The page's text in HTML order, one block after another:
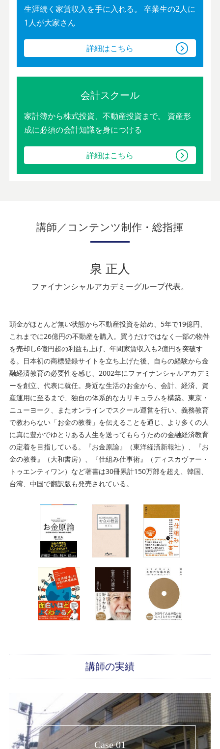
生涯続く家賃収入を手に入れる。
卒業生の2人に
1人が大家さん
詳細はこちら
会計スクール
家計簿から株式投資、不動産投資まで。
資産形
成に必須の会計知識を身につける
詳細はこちら
講師／コンテンツ制作・総指揮
泉 正人
ファイナンシャルアカデミーグループ代表。
頭金がほとんど無い状態から不動産投資を始め、5年で19億円、
これまでに26億円の不動産を購入。買うだけではなく一部の物件
を売却し6億円超の利益も上げ、年間家賃収入も2億円を突破す
る。日本初の商標登録サイトを立ち上げた後、自らの経験から金
融経済教育の必要性を感じ、2002年にファイナンシャルアカデミ
ーを創立、代表に就任。身近な生活のお金から、会計、経済、資
産運用に至るまで、独自の体系的なカリキュラムを構築。東京・
ニューヨーク、またオンラインでスクール運営を行い、義務教育
で教わらない「お金の教養」を伝えることを通じ、より多くの人
に真に豊かでゆとりある人生を送ってもらうための金融経済教育
の定着を目指している。『お金原論』（東洋経済新報社）、『お
金の教養』（大和書房）、『仕組み仕事術』（ディスカヴァー・
トゥエンティワン）など著書は30冊累計150万部を超え、韓国、
台湾、中国で翻訳版も発売されている。
講師の実績
Case 01